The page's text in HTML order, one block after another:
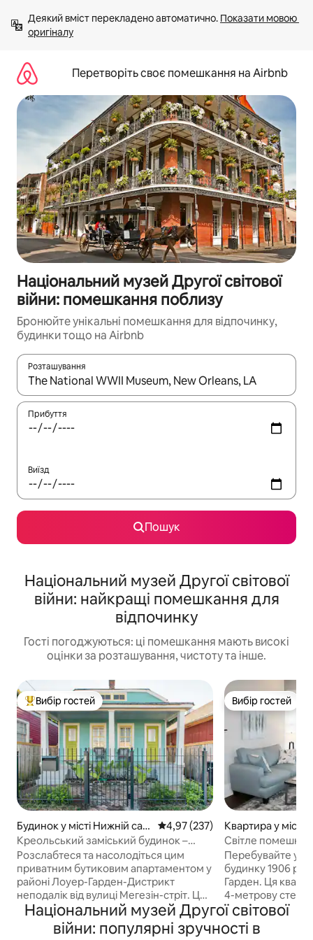
вмісту
Деякий вміст перекладено автоматично. Показати мовою
оригіналу
Перетворіть своє помешкання на Airbnb
Національний музей Другої світової
війни: помешкання поблизу
Бронюйте унікальні помешкання для відпочинку,
будинки тощо на Airbnb
Розташування
Отримавши результати пошуку, використовуйте для
Прибуття
Виїзд
Пошук
Національний музей Другої світової
війни: найкращі помешкання для
відпочинку
Гості погоджуються: ці помешкання мають високі
оцінки за розташування, чистоту та інше.
Топ вибір гостей
Вибір гостей
Будинок у місті Нижній сад
овий район
Середня оцінка: 4,97 з 5,
4,97 (237)
Креольський заміський будинок –
поруч із вулицею Magazine
Розслабтеся та насолодіться цим
приватним бутиковим апартаментом у
районі Лоуер-Гарден-Дистрикт
неподалік від вулиці Мегезін-стріт. Цей
повністю відремонтований класичний
креольський котедж має високі стелі
(14 футів), підлогу з соснової дошки,
Вибір гостей
Вибір гостей
Квартира у місті
овий район
Світле
Балкон • Нижній
Перебувайте у
будинку 1906
Гарден. Ця
4-метрову стелю,
підлоги до стелі
освітлення, а
який ідеально
Національний музей Другої світової
війни: популярні зручності в